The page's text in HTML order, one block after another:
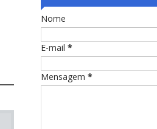
Nome
E-mail *
Mensagem *